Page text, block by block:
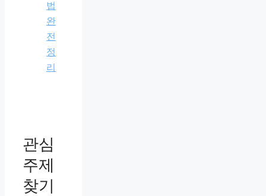
법
완
전
정
리
관심
주제
찾기